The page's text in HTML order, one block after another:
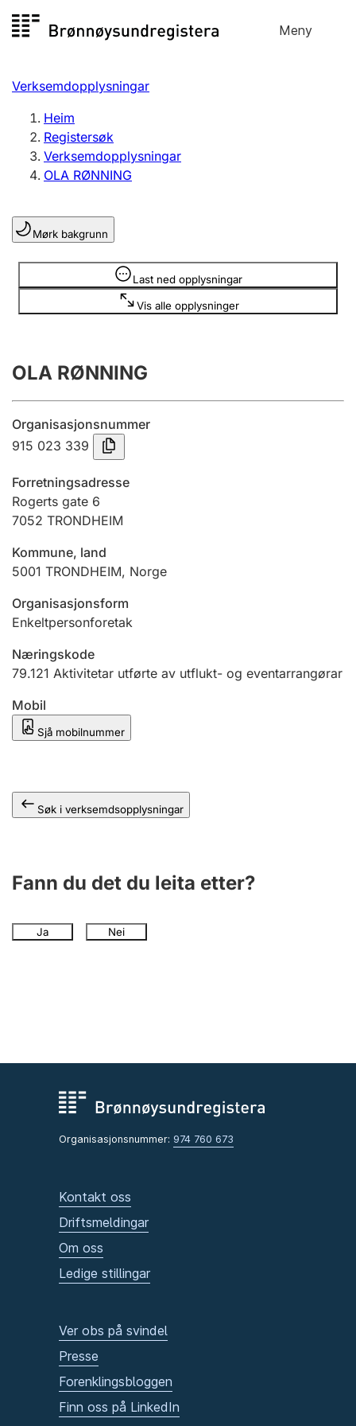
til
Meny
Registersøk
Aksjeselskap
Enkeltpersonføretak
Registrere, endre, slette
Lag og foreining
Registrere, endre, slette
Årsrekneskap
Innsending og forseinkingsgebyr
Tinglysing
Jeger
Ektepaktrettleiaren
Andre tema
Verksemdopplysningar
Heim
Registersøk
Verksemdopplysningar
OLA RØNNING
Mørk bakgrunn
Last ned opplysningar
Vis alle opplysninger
Opplysninger er skjult
OLA RØNNING
Organisasjonsnummer
915 023 339
Forretningsadresse
Rogerts gate 6
7052 TRONDHEIM
Kommune, land
5001 TRONDHEIM, Norge
Organisasjonsform
Enkeltpersonforetak
Næringskode
79.121 Aktivitetar utførte av utflukt- og eventarrangørar
Mobil
Sjå mobilnummer
Søk i verksemdsopplysningar
Fann du det du leita etter?
Ja Nei
Organisasjonsnummer: 974 760 673
Kontakt oss
Driftsmeldingar
Om oss
Ledige stillingar
Ver obs på svindel
Presse
Forenklingsbloggen
Finn oss på LinkedIn